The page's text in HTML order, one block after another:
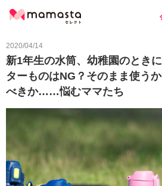
2020/04/14
新1年生の水筒、幼稚園のとき
ターものはNG？そのまま使う
べきか……悩むママたち